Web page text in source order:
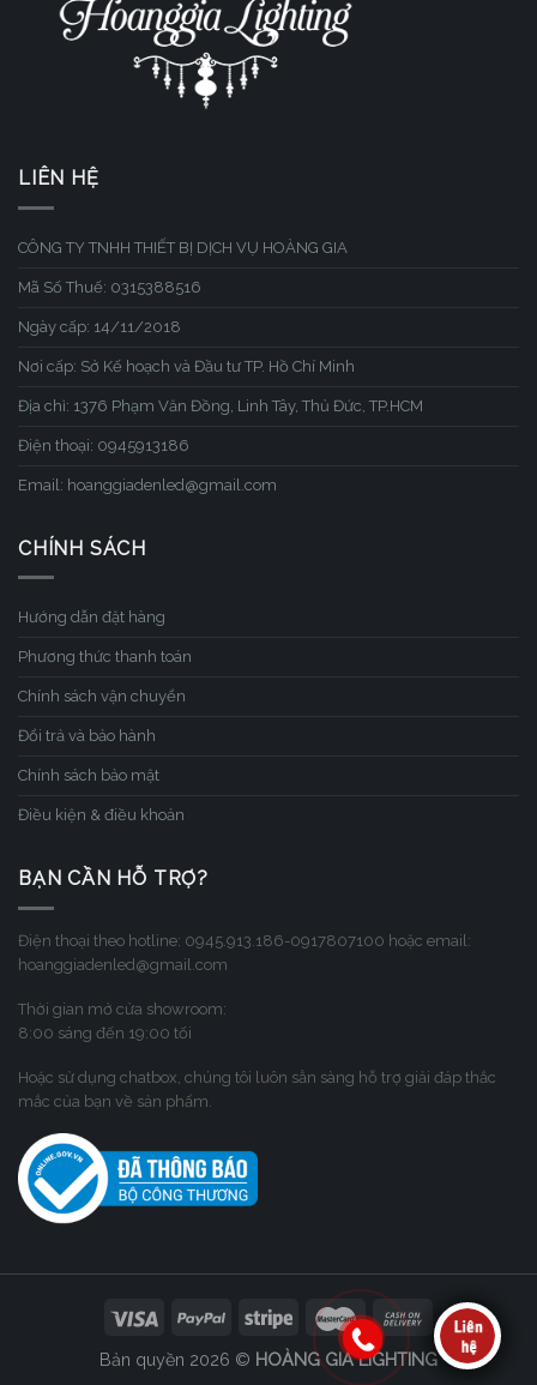
LIÊN HỆ
CÔNG TY TNHH THIẾT BỊ DỊCH VỤ HOÀNG GIA
Mã Số Thuế: 0315388516
Ngày cấp: 14/11/2018
Nơi cấp: Sở Kế hoạch và Đầu tư TP. Hồ Chí Minh
Địa chỉ: 1376 Phạm Văn Đồng, Linh Tây, Thủ Đức, TP.HCM
Điện thoại: 0945913186
Email: hoanggiadenled@gmail.com
CHÍNH SÁCH
Hướng dẫn đặt hàng
Phương thức thanh toán
Chính sách vận chuyển
Đổi trả và bảo hành
Chính sách bảo mật
Điều kiện & điều khoản
BẠN CẦN HỖ TRỢ?
Điện thoại theo hotline: 0945.913.186-0917807100 hoặc email:
hoanggiadenled@gmail.com
Thời gian mở cửa showroom:
8:00 sáng đến 19:00 tối
Hoặc sử dụng chatbox, chúng tôi luôn sẳn sàng hỗ trợ giải đáp thắc
mắc của bạn về sản phẩm.
Bản quyền 2026 © HOÀNG GIA LIGHTING